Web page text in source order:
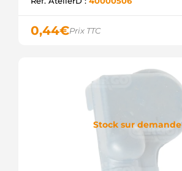
0,44€Prix TTC
Stock sur demande